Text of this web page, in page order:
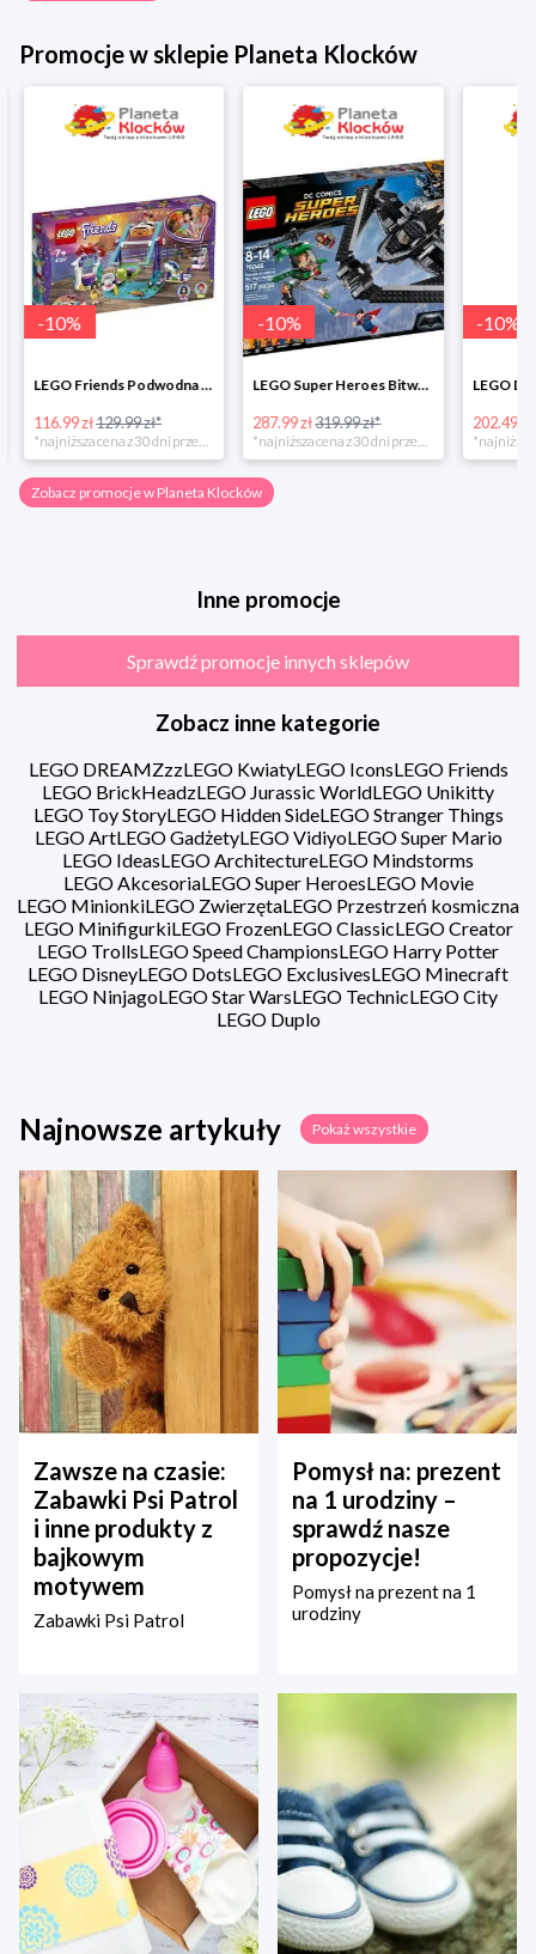
Promocje w sklepie Planeta Klocków
-10%
LEGO Friends Podwodna Frajda w super cenie
116.99 zł129.99 zł*
*najniższa cena z 30 dni przed obniżką
-10%
LEGO Super Heroes Bitwa powietrzna w super cenie
287.99 zł319.99 zł*
*najniższa cena z 30 dni przed obniżką
-10%
202.49 zł
Zobacz promocje w Planeta Klocków
Inne promocje
Sprawdź promocje innych sklepów
Zobacz inne kategorie
LEGO DREAMZzzLEGO KwiatyLEGO IconsLEGO Friends
LEGO BrickHeadzLEGO Jurassic WorldLEGO Unikitty
LEGO Toy StoryLEGO Hidden SideLEGO Stranger Things
LEGO ArtLEGO GadżetyLEGO VidiyoLEGO Super Mario
LEGO IdeasLEGO ArchitectureLEGO Mindstorms
LEGO AkcesoriaLEGO Super HeroesLEGO Movie
LEGO MinionkiLEGO ZwierzętaLEGO Przestrzeń kosmiczna
LEGO MinifigurkiLEGO FrozenLEGO ClassicLEGO Creator
LEGO TrollsLEGO Speed ChampionsLEGO Harry Potter
LEGO DisneyLEGO DotsLEGO ExclusivesLEGO Minecraft
LEGO NinjagoLEGO Star WarsLEGO TechnicLEGO City
LEGO Duplo
Najnowsze artykuły Pokaż wszystkie
Zawsze na czasie:
Zabawki Psi Patrol
i inne produkty z
bajkowym
motywem
Zabawki Psi Patrol
Pomysł na: prezent
na 1 urodziny –
sprawdź nasze
propozycje!
Pomysł na prezent na 1
urodziny